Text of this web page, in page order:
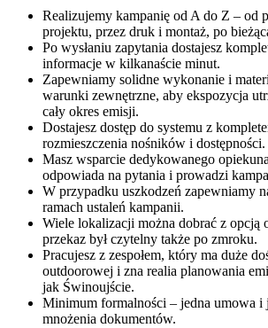
Realizujemy kampanię od A do Z – od
projektu, przez druk i montaż, po
Po wysłaniu zapytania dostajesz
informacje w kilkanaście minut.
Zapewniamy solidne wykonanie i
warunki zewnętrzne, aby ekspozycja
cały okres emisji.
Dostajesz dostęp do systemu z
rozmieszczenia nośników i dostępności.
Masz wsparcie dedykowanego
odpowiada na pytania i prowadzi
W przypadku uszkodzeń zapewniamy
ramach ustaleń kampanii.
Wiele lokalizacji można dobrać z opcją
przekaz był czytelny także po zmroku.
Pracujesz z zespołem, który ma duże
outdoorowej i zna realia planowania
jak Świnoujście.
Minimum formalności – jedna umowa i
mnożenia dokumentów.